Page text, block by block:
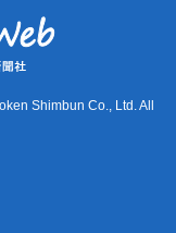
Shimbun Co., Ltd. All